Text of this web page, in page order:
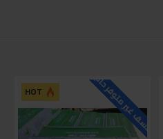
HOT للاسف غير متوفر حاليا